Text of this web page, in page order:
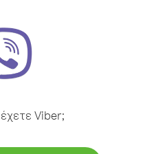
Viber;